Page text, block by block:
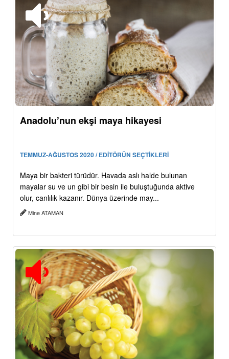
Anadolu’nun ekşi maya hikayesi
TEMMUZ-AĞUSTOS 2020 / EDİTÖRÜN SEÇTİKLERİ
Maya bir bakteri türüdür. Havada aslı halde bulunan
mayalar su ve un gibi bir besin ile buluştuğunda aktive
olur, canlılık kazanır. Dünya üzerinde may...
Mine ATAMAN